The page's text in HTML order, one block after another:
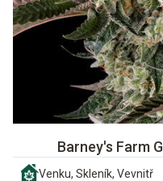
Barney's Farm
Venku, Skleník, Vevnitř